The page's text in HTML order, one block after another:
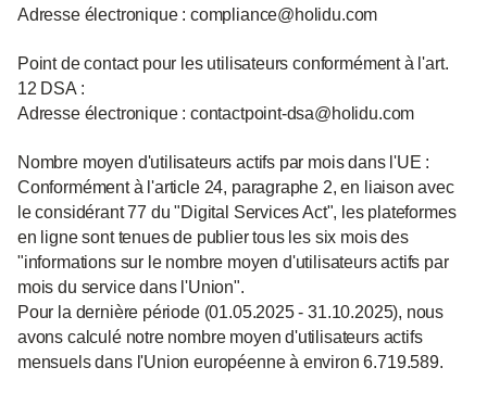
Adresse électronique : compliance@holidu.com
Point de contact pour les utilisateurs conformément à l'art.
12 DSA :
Adresse électronique : contactpoint-dsa@holidu.com
Nombre moyen d'utilisateurs actifs par mois dans l'UE :
Conformément à l'article 24, paragraphe 2, en liaison avec
le considérant 77 du "Digital Services Act", les plateformes
en ligne sont tenues de publier tous les six mois des
"informations sur le nombre moyen d'utilisateurs actifs par
mois du service dans l'Union".
Pour la dernière période (01.05.2025 - 31.10.2025), nous
avons calculé notre nombre moyen d'utilisateurs actifs
mensuels dans l'Union européenne à environ 6.719.589.